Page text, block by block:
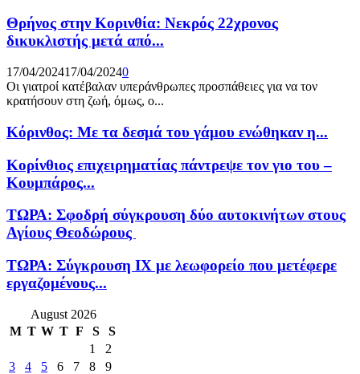
Θρήνος στην Κορινθία: Νεκρός 22χρονος
δικυκλιστής μετά από...
17/04/202417/04/20240
Οι γιατροί κατέβαλαν υπεράνθρωπες προσπάθειες για να τον
κρατήσουν στη ζωή, όμως, ο...
Κόρινθος: Με τα δεσμά του γάμου ενώθηκαν η...
Κορίνθιος επιχειρηματίας πάντρεψε τον γιο του –
Κουμπάρος...
ΤΩΡΑ: Σφοδρή σύγκρουση δύο αυτοκινήτων στους
Αγίους Θεοδώρους
ΤΩΡΑ: Σύγκρουση ΙΧ με λεωφορείο που μετέφερε
εργαζομένους...
August 2026
M T W T F S
S
1
2
3
4 5 6 7 8
9